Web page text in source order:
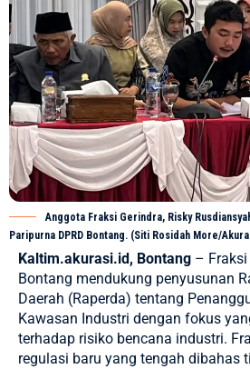
Anggota Fraksi Gerindra, Risky
Paripurna DPRD Bontang. (Siti Rosidah More/
Kaltim.akurasi.id, Bontang – Fraksi
Bontang mendukung penyusunan
Daerah (Raperda) tentang
Kawasan Industri dengan fokus
terhadap risiko bencana industri.
regulasi baru yang tengah dibahas